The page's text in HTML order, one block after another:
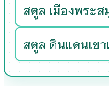
สตูล เมืองพระส
สตูล ดินแดนเขา